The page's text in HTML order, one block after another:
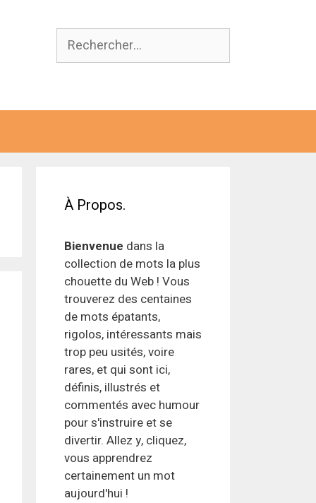
Rechercher :
À Propos.
Bienvenue dans la
collection de mots la plus
chouette du Web ! Vous
trouverez des centaines
de mots épatants,
rigolos, intéressants mais
trop peu usités, voire
rares, et qui sont ici,
définis, illustrés et
commentés avec humour
pour s'instruire et se
divertir. Allez y, cliquez,
vous apprendrez
certainement un mot
aujourd'hui !